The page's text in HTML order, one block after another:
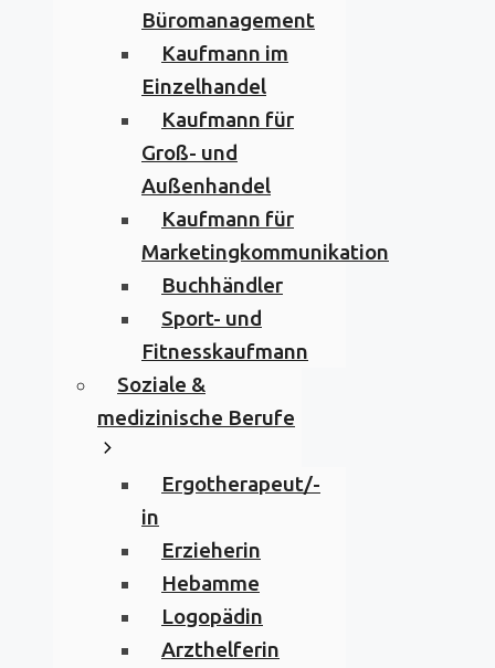
Büromanagement
Kaufmann im
Einzelhandel
Kaufmann für
Groß- und
Außenhandel
Kaufmann für
Marketingkommunikation
Buchhändler
Sport- und
Fitnesskaufmann
Soziale &
medizinische Berufe
Ergotherapeut/-
in
Erzieherin
Hebamme
Logopädin
Arzthelferin